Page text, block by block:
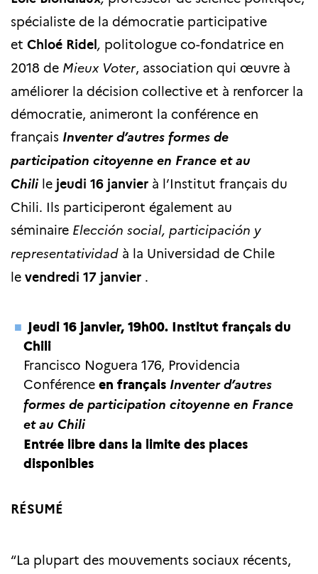
spécialiste de la démocratie participative
et Chloé Ridel, politologue co-fondatrice en
2018 de Mieux Voter, association qui œuvre à
améliorer la décision collective et à renforcer la
démocratie, animeront la conférence en
français Inventer d’autres formes de
participation citoyenne en France et au
Chili le jeudi 16 janvier à l’Institut français du
Chili. Ils participeront également au
séminaire Elección social, participación y
representatividad à la Universidad de Chile
le vendredi 17 janvier .
Jeudi 16 janvier, 19h00. Institut français du
Chili
Francisco Noguera 176, Providencia
Conférence en français Inventer d’autres
formes de participation citoyenne en France
et au Chili
Entrée libre dans la limite des places
disponibles
RÉSUMÉ
“La plupart des mouvements sociaux récents,